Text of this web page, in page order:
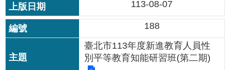
首
頁
English
陳
113-08-07
188
臺北市113年度新進教育人員性
別平等教育知能研習班(第二期)